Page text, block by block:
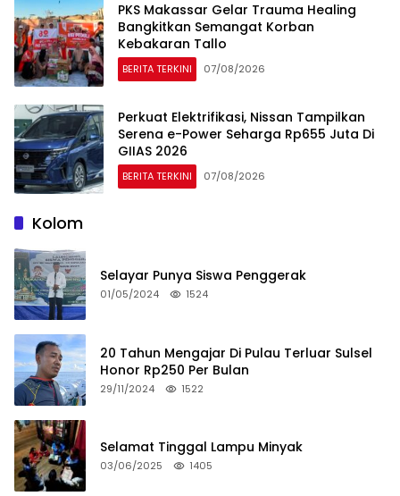
PKS Makassar Gelar Trauma Healing
Bangkitkan Semangat Korban
Kebakaran Tallo
BERITA TERKINI 07/08/2026
Perkuat Elektrifikasi, Nissan Tampilkan
Serena e-Power Seharga Rp655 Juta Di
GIIAS 2026
BERITA TERKINI 07/08/2026
Kolom
Selayar Punya Siswa Penggerak
01/05/2024 1524
20 Tahun Mengajar Di Pulau Terluar Sulsel
Honor Rp250 Per Bulan
29/11/2024 1522
Selamat Tinggal Lampu Minyak
03/06/2025 1405